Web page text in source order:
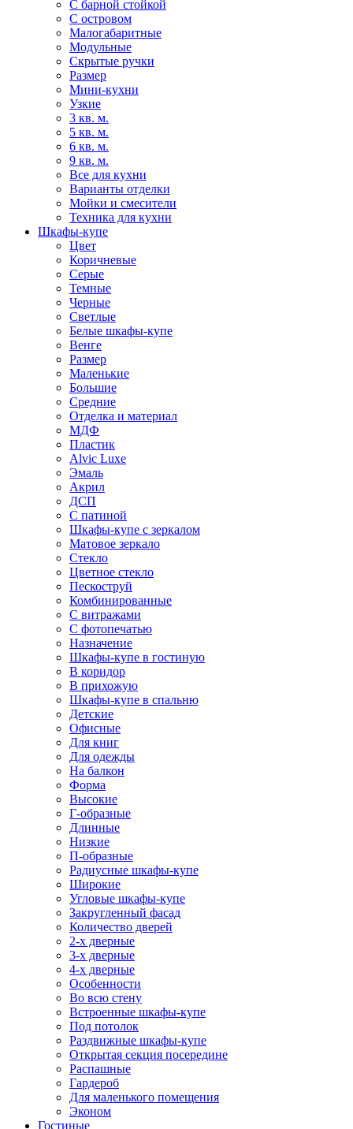
С барной стойкой
С островом
Малогабаритные
Модульные
Скрытые ручки
Размер
Мини-кухни
Узкие
3 кв. м.
5 кв. м.
6 кв. м.
9 кв. м.
Все для кухни
Варианты отделки
Мойки и смесители
Техника для кухни
Шкафы-купе
Цвет
Коричневые
Серые
Темные
Черные
Светлые
Белые шкафы-купе
Венге
Размер
Маленькие
Большие
Средние
Отделка и материал
МДФ
Пластик
Alvic Luxe
Эмаль
Акрил
ДСП
С патиной
Шкафы-купе с зеркалом
Матовое зеркало
Стекло
Цветное стекло
Пескоструй
Комбинированные
С витражами
С фотопечатью
Назначение
Шкафы-купе в гостиную
В коридор
В прихожую
Шкафы-купе в спальню
Детские
Офисные
Для книг
Для одежды
На балкон
Форма
Высокие
Г-образные
Длинные
Низкие
П-образные
Радиусные шкафы-купе
Широкие
Угловые шкафы-купе
Закругленный фасад
Количество дверей
2-х дверные
3-х дверные
4-х дверные
Особенности
Во всю стену
Встроенные шкафы-купе
Под потолок
Раздвижные шкафы-купе
Открытая секция посередине
Распашные
Гардероб
Для маленького помещения
Эконом
Гостиные